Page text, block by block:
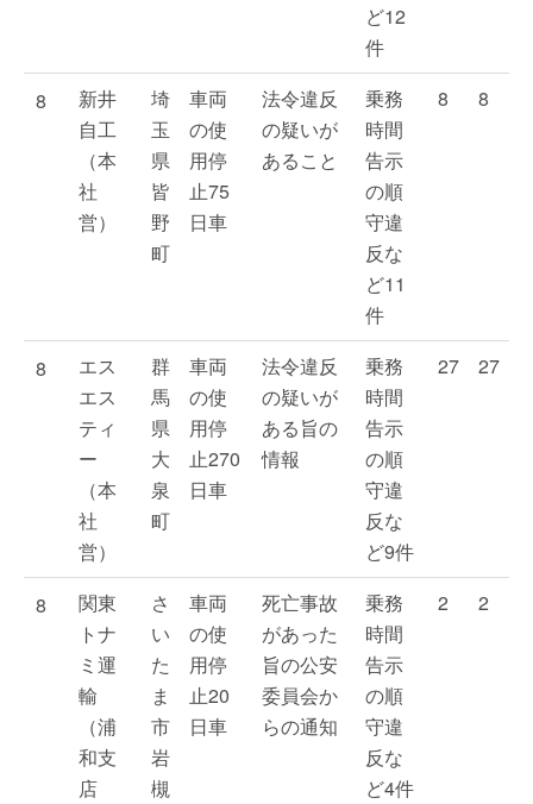
ど12
件
8
新井
自工
（本
社
営）
埼
玉
県
皆
野
町
車両
の使
用停
止75
日車
法令違反
の疑いが
あること
乗務
時間
告示
の順
守違
反な
ど11
件
8 8
8
エス
エス
ティ
ー
（本
社
営）
群
馬
県
大
泉
町
車両
の使
用停
止270
日車
法令違反
の疑いが
ある旨の
情報
乗務
時間
告示
の順
守違
反な
ど9件
27 27
8
関東
トナ
ミ運
輸
（浦
和支
店
さ
い
た
ま
市
岩
槻
車両
の使
用停
止20
日車
死亡事故
があった
旨の公安
委員会か
らの通知
乗務
時間
告示
の順
守違
反な
ど4件
2 2